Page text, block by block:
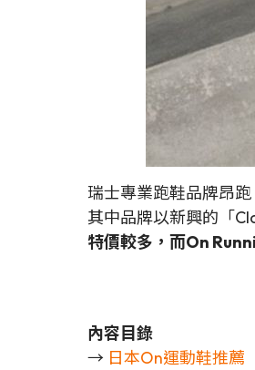
瑞士專業跑鞋品牌昂
其中品牌以新興的「
特價較多，而On
內容目錄
→ 日本On運動鞋推薦